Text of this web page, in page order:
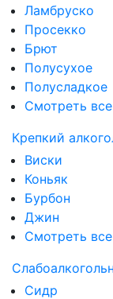
Ламбруско
Просекко
Брют
Полусухое
Полусладкое
Смотреть все
Крепкий
Виски
Коньяк
Бурбон
Джин
Смотреть все
Сидр